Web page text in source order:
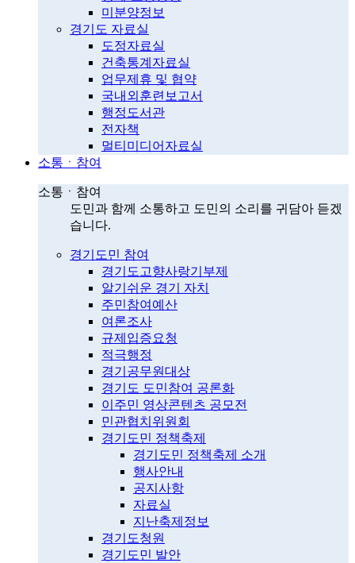
미분양정보
경기도 자료실
도정자료실
건축통계자료실
업무제휴 및 협약
국내외훈련보고서
행정도서관
전자책
멀티미디어자료실
소통ㆍ참여
소통ㆍ참여
도민과 함께 소통하고 도민의 소리를 귀담아 듣겠
습니다.
경기도민 참여
경기도고향사랑기부제
알기쉬운 경기 자치
주민참여예산
여론조사
규제입증요청
적극행정
경기공무원대상
경기도 도민참여 공론화
이주민 영상콘텐츠 공모전
민관협치위원회
경기도민 정책축제
경기도민 정책축제 소개
행사안내
공지사항
자료실
지난축제정보
경기도청원
경기도민 발안